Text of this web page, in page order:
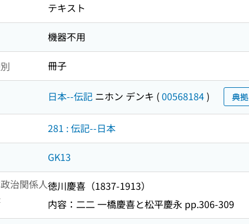
テキスト
機器不用
冊子
日本--伝記 ニホン デンキ (00568184) 典拠
281 : 伝記--日本
GK13
治関係人徳川慶喜（1837-1913）
内容：二二 一橋慶喜と松平慶永 pp.306-309